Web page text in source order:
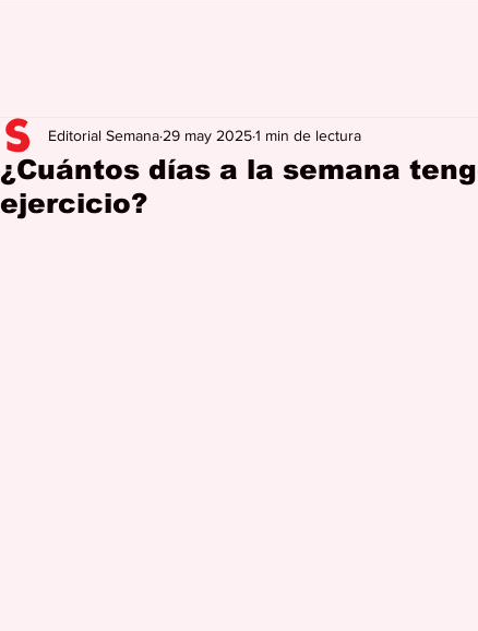
¿Cuántos días a la semana
ejercicio?
Editorial Semana 29 may 20251 min de lectura